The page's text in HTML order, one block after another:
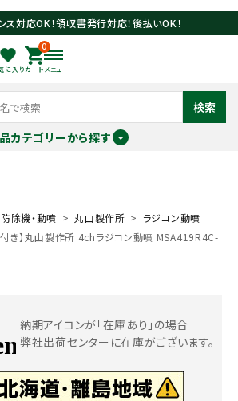
ス対応OK！領収書発行対応！後払いOK！
に入り
0
カート メニュー
検索
カテゴリーから探す
search
防除機・動噴 丸山製作所
ラジコン動噴
付き】丸山製作所 4chラジコン動噴 MSA419R4C-
納期アイコンが「在庫あり」の場合
弊社出荷センターに在庫がございます。